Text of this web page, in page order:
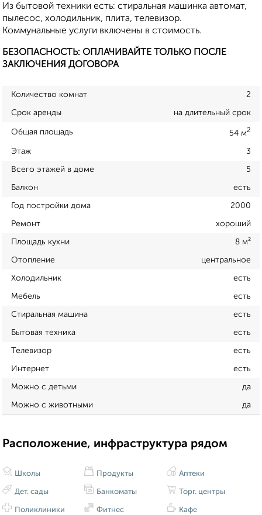
Из бытовой техники есть: стиральная машинка автомат,
пылесос, холодильник, плита, телевизор.
Коммунальные услуги включены в стоимость.
БЕЗОПАСНОСТЬ: ОПЛАЧИВАЙТЕ ТОЛЬКО ПОСЛЕ
ЗАКЛЮЧЕНИЯ ДОГОВОРА
Количество комнат 2
Срок аренды на длительный срок
Общая площадь 54 м2
Этаж 3
Всего этажей в доме 5
Балкон есть
Год постройки дома 2000
Ремонт хороший
Площадь кухни 8 м²
Отопление центральное
Холодильник есть
Мебель есть
Стиральная машина есть
Бытовая техника есть
Телевизор есть
Интернет есть
Можно с детьми да
Можно с животными да
Расположение, инфраструктура рядом
Школы
Дет. сады
Поликлиники
Продукты
Банкоматы
Фитнес
Аптеки
Торг. центры
Кафе